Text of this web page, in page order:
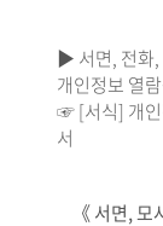
▶ 서면, 전화,
개인정보 열
☞ [서식] 개인
서
《 서면,